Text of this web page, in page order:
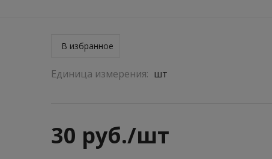
В избранное
Единица измерения: шт
30 руб./шт